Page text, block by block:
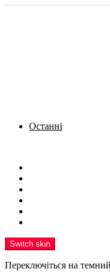
Останні
Switch skin
Переключіться на